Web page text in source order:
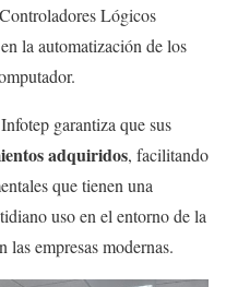
Lógicos
la automatización de los
garantiza que sus
adquiridos, facilitando
que tienen una
uso en el entorno de la
las empresas modernas.